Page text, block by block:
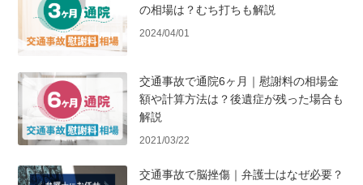
の相場は？むち打ちも解説
2024/04/01
交通事故で通院6ヶ月｜慰謝料の相場金
額や計算方法は？後遺症が残った場合も
解説
2021/03/22
交通事故で脳挫傷｜弁護士はなぜ必要？